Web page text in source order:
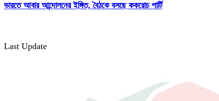
ভারতে আবার আন্দোলনের ইঙ্গিত, বৈঠকে বসছে ককরোচ পার্টি
Last Update